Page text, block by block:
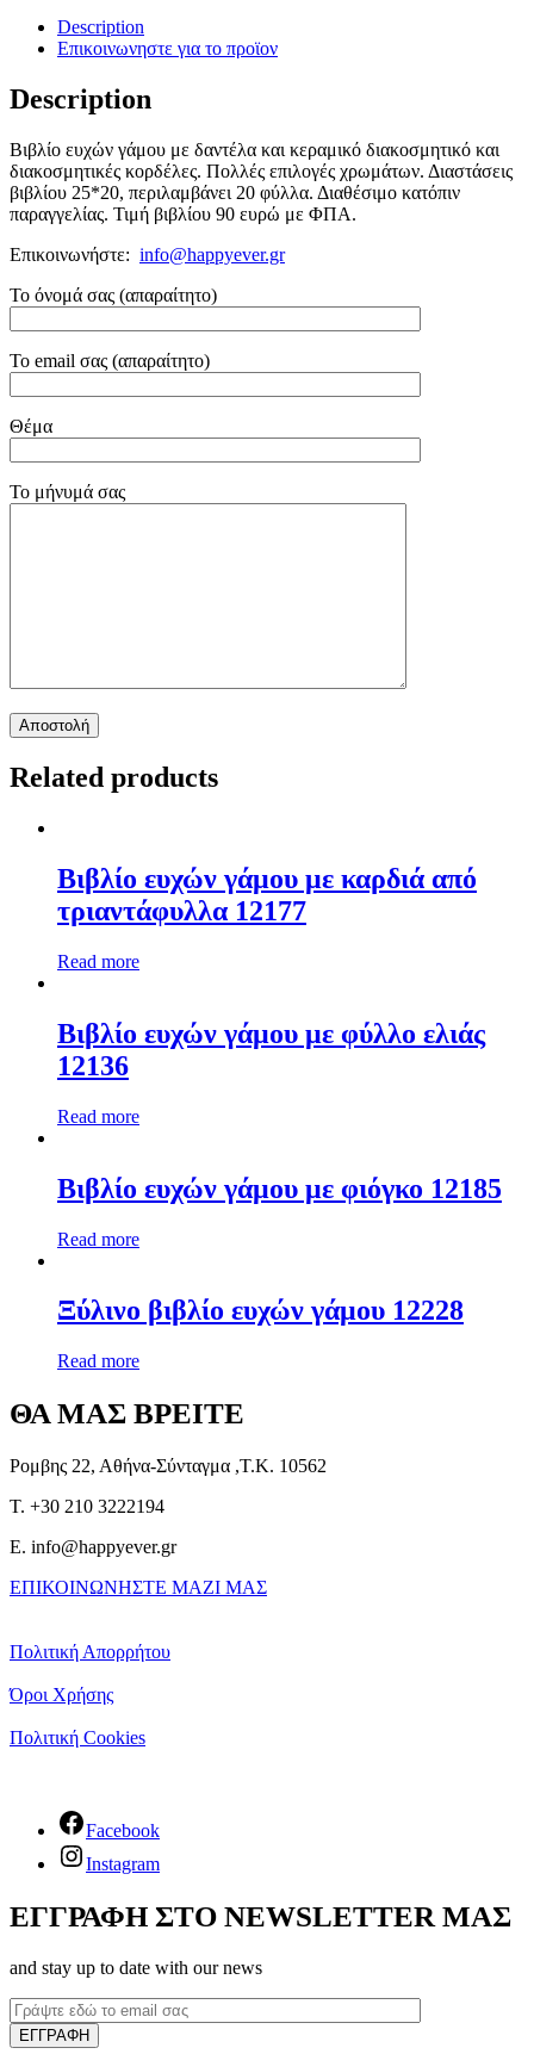
Description
Επικοινωνηστε για το προϊoν
Description
Βιβλίο ευχών γάμου με δαντέλα και κεραμικό διακοσμητικό και
διακοσμητικές κορδέλες. Πολλές επιλογές χρωμάτων. Διαστάσεις
βιβλίου 25*20, περιλαμβάνει 20 φύλλα. Διαθέσιμο κατόπιν
παραγγελίας. Τιμή βιβλίου 90 ευρώ με ΦΠΑ.
Επικοινωνήστε: info@happyever.gr
Το όνομά σας (απαραίτητο)
Το email σας (απαραίτητο)
Θέμα
Το μήνυμά σας
Related products
Βιβλίο ευχών γάμου με καρδιά από
τριαντάφυλλα 12177
Read more
Βιβλίο ευχών γάμου με φύλλο ελιάς
12136
Read more
Βιβλίο ευχών γάμου με φιόγκο 12185
Read more
Ξύλινο βιβλίο ευχών γάμου 12228
Read more
ΘΑ ΜΑΣ ΒΡΕΙΤΕ
Ρομβης 22, Αθήνα-Σύνταγμα ,Τ.Κ. 10562
T. +30 210 3222194
E. info@happyever.gr
ΕΠΙΚΟΙΝΩΝΗΣΤΕ ΜΑΖΙ ΜΑΣ
Πολιτική Απορρήτου
Όροι Χρήσης
Πολιτική Cookies
Facebook
Instagram
ΕΓΓΡΑΦΗ ΣΤΟ NEWSLETTER ΜΑΣ
and stay up to date with our news